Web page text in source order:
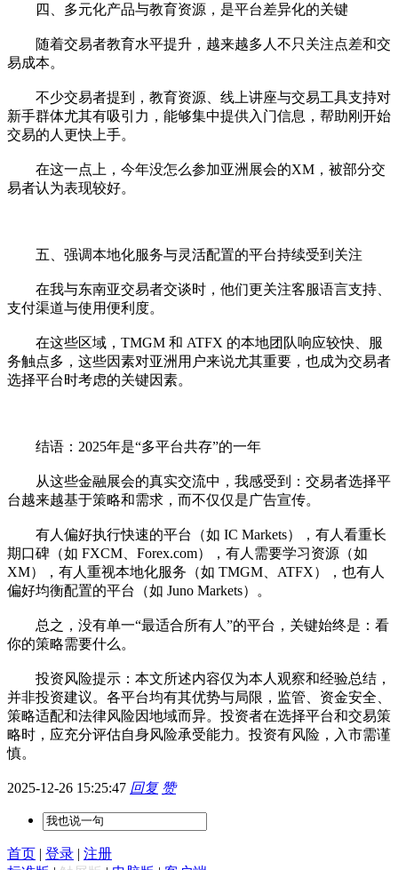
四、多元化产品与教育资源，是平台差异化的关键
随着交易者教育水平提升，越来越多人不只关注点差和交
易成本。
不少交易者提到，教育资源、线上讲座与交易工具支持对
新手群体尤其有吸引力，能够集中提供入门信息，帮助刚开始
交易的人更快上手。
在这一点上，今年没怎么参加亚洲展会的XM，被部分交
易者认为表现较好。
五、强调本地化服务与灵活配置的平台持续受到关注
在我与东南亚交易者交谈时，他们更关注客服语言支持、
支付渠道与使用便利度。
在这些区域，TMGM 和 ATFX 的本地团队响应较快、服
务触点多，这些因素对亚洲用户来说尤其重要，也成为交易者
选择平台时考虑的关键因素。
结语：2025年是“多平台共存”的一年
从这些金融展会的真实交流中，我感受到：交易者选择平
台越来越基于策略和需求，而不仅仅是广告宣传。
有人偏好执行快速的平台（如 IC Markets），有人看重长
期口碑（如 FXCM、Forex.com），有人需要学习资源（如
XM），有人重视本地化服务（如 TMGM、ATFX），也有人
偏好均衡配置的平台（如 Juno Markets）。
总之，没有单一“最适合所有人”的平台，关键始终是：看
你的策略需要什么。
投资风险提示：本文所述内容仅为本人观察和经验总结，
并非投资建议。各平台均有其优势与局限，监管、资金安全、
策略适配和法律风险因地域而异。投资者在选择平台和交易策
略时，应充分评估自身风险承受能力。投资有风险，入市需谨
慎。
2025-12-26 15:25:47 回复 赞
首页 | 登录 | 注册